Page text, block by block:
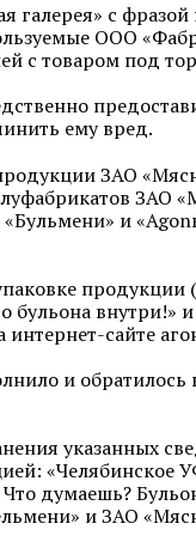
с фразой
ООО
с товаром под
ему вред.
ЗАО
ЗАО
и
внутри!»
сайте
и
указанных
«Челябинское
думаешь?
и ЗАО